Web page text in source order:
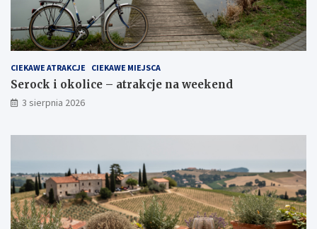
CIEKAWE ATRAKCJE CIEKAWE MIEJSCA
Serock i okolice – atrakcje na weekend
3 sierpnia 2026